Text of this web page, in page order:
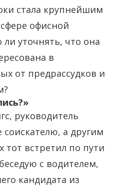
стала крупнейшим
офисной
уточнять, что она
в
от предрассудков и
руководитель
соискателю, а другим
тот встретил по пути
с водителем,
кандидата из